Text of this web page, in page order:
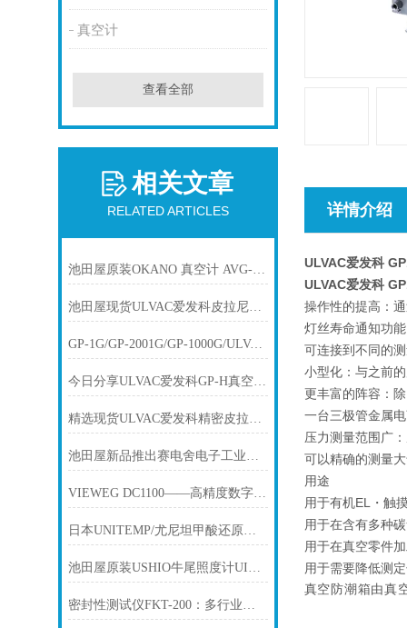
真空计
查看全部
相关文章
RELATED ARTICLES
池田屋原装OKANO 真空计 AVG-300C11产品介绍技术参数
池田屋现货ULVAC爱发科皮拉尼真空计SW100-A
GP-1G/GP-2001G/GP-1000G/ULVAC爱发科多功能真空计
今日分享ULVAC爱发科GP-H真空计(WP-01WP-02WP-03）计测部
精选现货ULVAC爱发科精密皮拉尼真空计GP-1G/GP-2001G/GP-1000G
池田屋新品推出赛电舍电子工业超声波焊接机 SONOPET JⅡ400 S型
VIEWEG DC1100——高精度数字点胶机简介
日本UNITEMP/尤尼坦甲酸还原回流设备【问题解决示例：板内温度变化】
池田屋原装USHIO牛尾照度计UIT-250产品介绍技术参
密封性测试仪FKT-200：多行业品质守护的“全能选手“
详情介绍
ULVAC爱发科
ULVAC爱发科
操作性的提高：
灯丝寿命通知功
可连接到不同的
小型化：与之前
更丰富的阵容：
一台三极管金属
压力测量范围广
可以精确的测量
用途
用于有机EL・触
用于在含有多种
用于在真空零件
用于需要降低测
真空防潮箱由真